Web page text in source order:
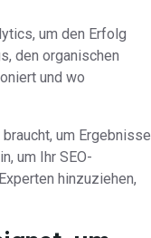
um den Erfolg
den organischen
und wo
um Ergebnisse
um Ihr SEO-
hinzuziehen,